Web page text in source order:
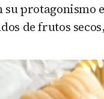
protagonismo
de frutos